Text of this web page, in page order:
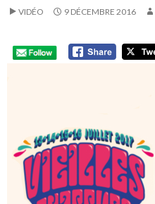
VIDÉO 9 DÉCEMBRE 2016